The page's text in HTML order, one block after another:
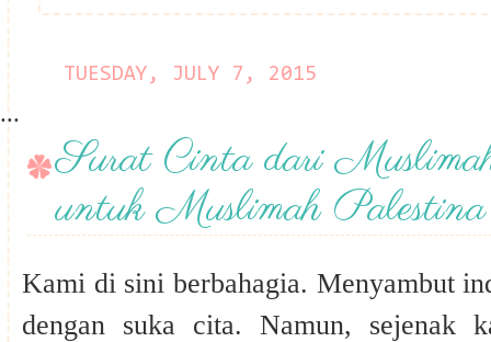
TUESDAY, JULY 7, 2015
...
Surat Cinta dari
untuk Muslimah Palestina
Kami di sini berbahagia. Menyambut
dengan suka cita. Namun, sejenak